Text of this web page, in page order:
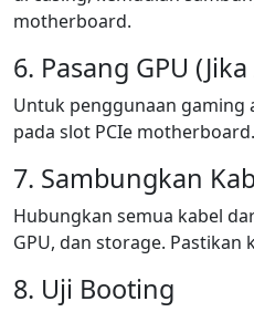
motherboard.
6. Pasang GPU
Untuk penggunaan gaming
pada slot PCIe motherboard.
7. Sambungkan
Hubungkan semua kabel
GPU, dan storage. Pastikan
8. Uji Booting